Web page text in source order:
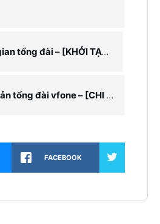
đài – [KHỞI TẠO VÀ SỬ DỤNG]
Quản lý tài khoản tổng đài vfone – [CHI TIẾT]
FACEBOOK